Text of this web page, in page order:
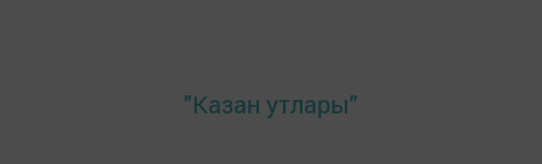
"Казан утлары"